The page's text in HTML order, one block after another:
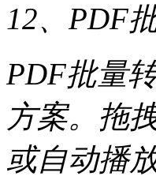
12、PDF
PDF批量
方案。拖
或自动播